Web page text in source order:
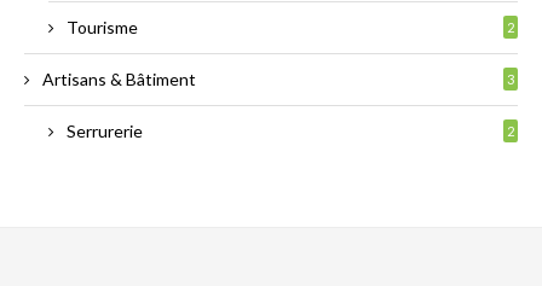
Tourisme 2
Artisans & Bâtiment 3
Serrurerie 2